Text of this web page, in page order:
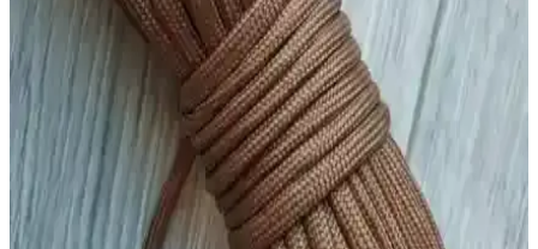
Bu 5 metre lacivert paracord, yüksek dayanıklılığı ve çok amaçlı
kullanımıyla el işleri, outdoor ve acil durumlar için ideal. Esnek
yapısı ve estetik görünümüyle öne çıkar.
Rich Crystal Resin Şeffaf Kristal Reçine Seti ile
Yaratıcılığınızı Geliştirin
Rich Crystal Resin seti, yüksek şeffaflık ve kolay kullanım
özellikleriyle dekoratif ve el işi projeleri için ideal. Renk karıştırma
ve çeşitli yüzeylerde kullanım avantajlarıyla yaratıcılığı teşvik eder.